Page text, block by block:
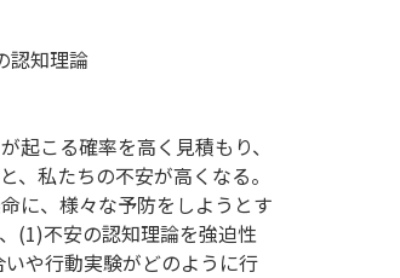
認知理論
起こる確率を高く見積もり、
、私たちの不安が高くなる。
に、様々な予防をしようとす
(1)不安の認知理論を強迫性
や行動実験がどのように行